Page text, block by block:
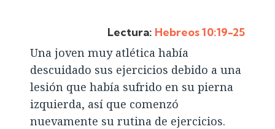
Lectura: Hebreos 10:19-25
Una joven muy atlética había
descuidado sus ejercicios debido a una
lesión que había sufrido en su pierna
izquierda, así que comenzó
nuevamente su rutina de ejercicios.